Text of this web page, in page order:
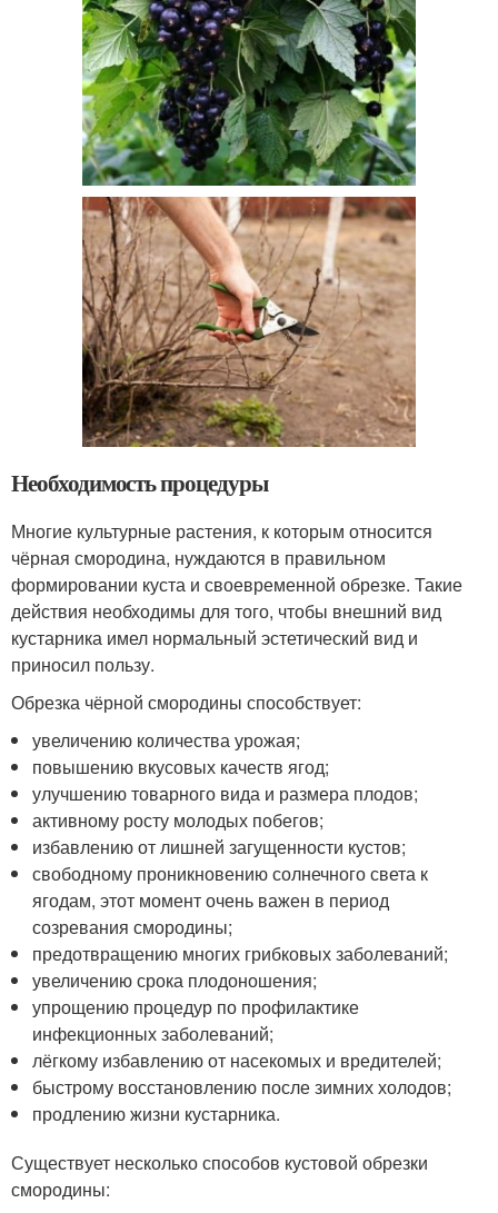
Необходимость процедуры
Многие культурные растения, к которым относится
чёрная смородина, нуждаются в правильном
формировании куста и своевременной обрезке. Такие
действия необходимы для того, чтобы внешний вид
кустарника имел нормальный эстетический вид и
приносил пользу.
Обрезка чёрной смородины способствует:
увеличению количества урожая;
повышению вкусовых качеств ягод;
улучшению товарного вида и размера плодов;
активному росту молодых побегов;
избавлению от лишней загущенности кустов;
свободному проникновению солнечного света к
ягодам, этот момент очень важен в период
созревания смородины;
предотвращению многих грибковых заболеваний;
увеличению срока плодоношения;
упрощению процедур по профилактике
инфекционных заболеваний;
лёгкому избавлению от насекомых и вредителей;
быстрому восстановлению после зимних холодов;
продлению жизни кустарника.
Существует несколько способов кустовой обрезки
смородины: